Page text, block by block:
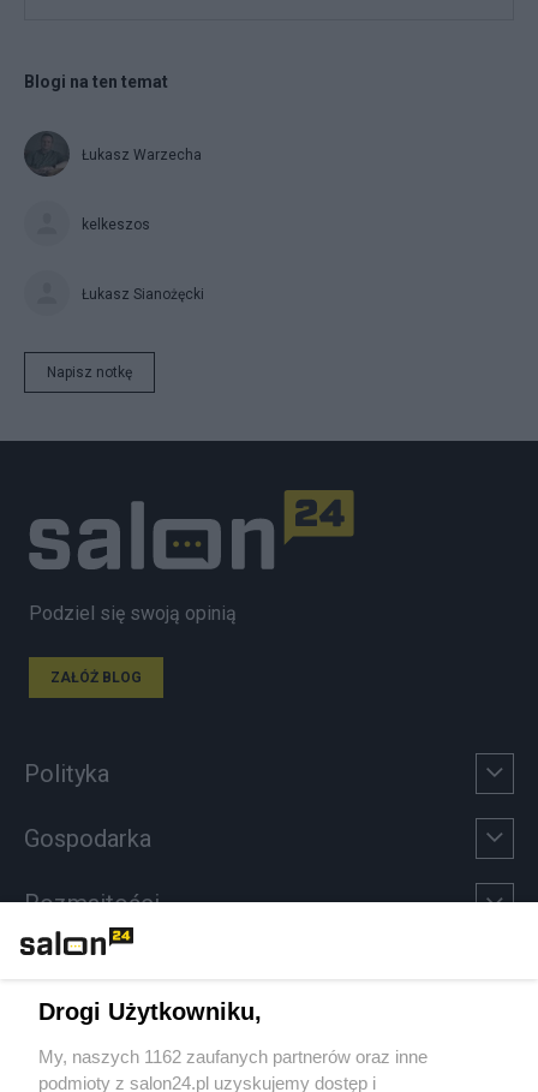
Blogi na ten temat
Łukasz Warzecha
kelkeszos
Łukasz Sianożęcki
Napisz notkę
Podziel się swoją opinią
ZAŁÓŻ BLOG
Polityka
Gospodarka
Rozmaitości
Sport
Drogi Użytkowniku,
My, naszych 1162 zaufanych partnerów oraz inne
podmioty z salon24.pl uzyskujemy dostęp i